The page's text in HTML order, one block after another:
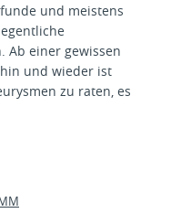
und meistens
Ab einer gewissen
und wieder ist
zu raten, es